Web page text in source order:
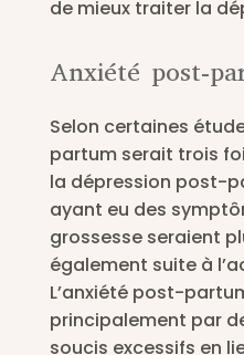
de mieux traiter la
Anxiété post-
Selon certaines
partum serait trois
la dépression post-
ayant eu des
grossesse seraient
également suite à
L’anxiété post-
principalement par
soucis excessifs en